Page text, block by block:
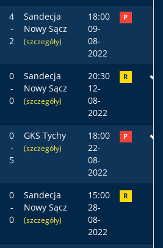
4
-
2
Sandecja
Nowy Sącz
(szczegóły)
18:00
09-
08-
2022
P
0
-
0
Sandecja
Nowy Sącz
(szczegóły)
20:30
12-
08-
2022
R
0
-
5
GKS Tychy
(szczegóły)
18:00
22-
08-
2022
P
0
-
0
Sandecja
Nowy Sącz
(szczegóły)
15:00
28-
08-
2022
R